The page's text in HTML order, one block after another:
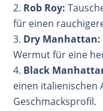
Rob Roy:
für einen
Dry Manhattan:
Wermut für eine
Black
einen italienischen
Geschmacksprofil.